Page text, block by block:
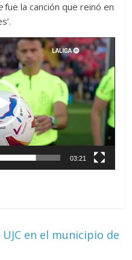
fue la canción que reinó en
03:21
en el municipio de